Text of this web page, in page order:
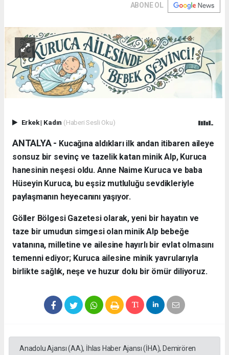
ABONE OL
Erkek| Kadın (Haberi Sesli Oku)
ANTALYA - ​ Kucağına aldıkları ilk andan itibaren aileye
sonsuz bir sevinç ve tazelik katan minik Alp, Kuruca
hanesinin neşesi oldu. Anne Naime Kuruca ve baba
Hüseyin Kuruca, bu eşsiz mutluluğu sevdikleriyle
paylaşmanın heyecanını yaşıyor.
​Göller Bölgesi Gazetesi olarak, yeni bir hayatın ve
taze bir umudun simgesi olan minik Alp bebeğe
vatanına, milletine ve ailesine hayırlı bir evlat olmasını
temenni ediyor; Kuruca ailesine minik yavrularıyla
birlikte sağlık, neşe ve huzur dolu bir ömür diliyoruz.
Anadolu Ajansı (AA), İhlas Haber Ajansı (İHA), Demirören